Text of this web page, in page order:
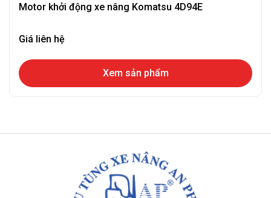
Motor khởi động xe nâng Komatsu 4D94E
Giá liên hệ
Xem sản phẩm